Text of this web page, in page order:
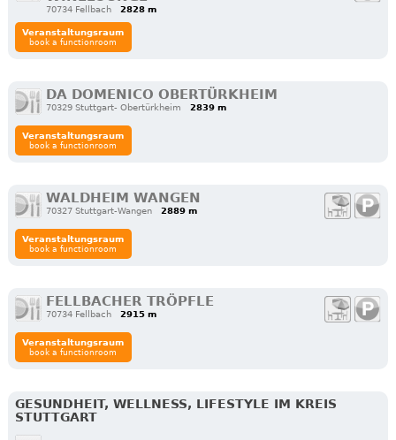
70734 Fellbach 2828 m
Veranstaltungsraum
book a functionroom
DA DOMENICO OBERTÜRKHEIM
70329 Stuttgart- Obertürkheim 2839 m
Veranstaltungsraum
book a functionroom
WALDHEIM WANGEN
70327 Stuttgart-Wangen 2889 m
Veranstaltungsraum
book a functionroom
FELLBACHER TRÖPFLE
70734 Fellbach 2915 m
Veranstaltungsraum
book a functionroom
GESUNDHEIT, WELLNESS, LIFESTYLE IM KREIS
STUTTGART